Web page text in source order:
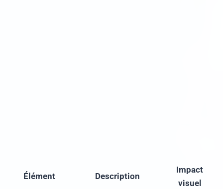
Élément Description
Impact
visuel